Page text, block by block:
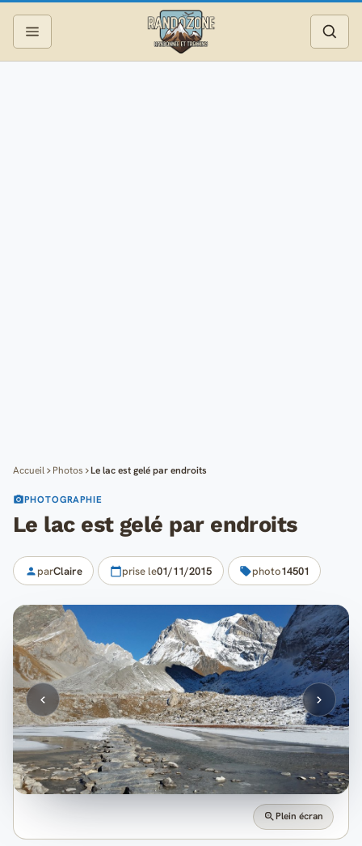
Accueil Photos Le lac est gelé par endroits
PHOTOGRAPHIE
Le lac est gelé par endroits
parClaire prise le01/11/2015 photo14501
Plein écran